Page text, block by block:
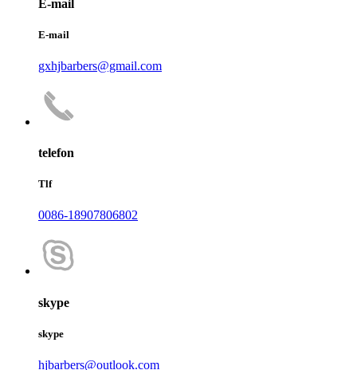
E-mail
E-mail
gxhjbarbers@gmail.com
telefon
Tlf
0086-18907806802
skype
skype
hjbarbers@outlook.com